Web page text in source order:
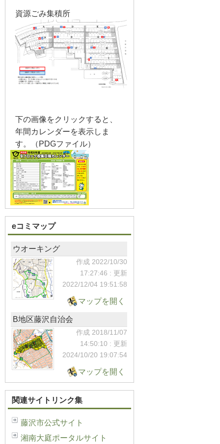
資源ごみ集積所
下の画像をクリックすると、
年間カレンダーを表示しま
す。（PDGファイル）
eコミマップ
ウオーキング
作成 2022/10/30
17:27:46 : 更新
2022/12/04 19:51:58
マップを開く
B地区藤沢自治会
作成 2018/11/07
14:50:10 : 更新
2024/10/20 19:07:54
マップを開く
関連サイトリンク集
藤沢市公式サイト
湘南大庭ポータルサイト